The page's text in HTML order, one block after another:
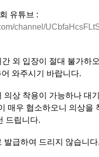
유튜브 :
channel/
외 입장이 절대 불가하
와주시기 바랍니다.
의상 착용이 가능하나 대
매우 협소하오니 의상을
드립니다.
발급하여 드리지 않습니다.